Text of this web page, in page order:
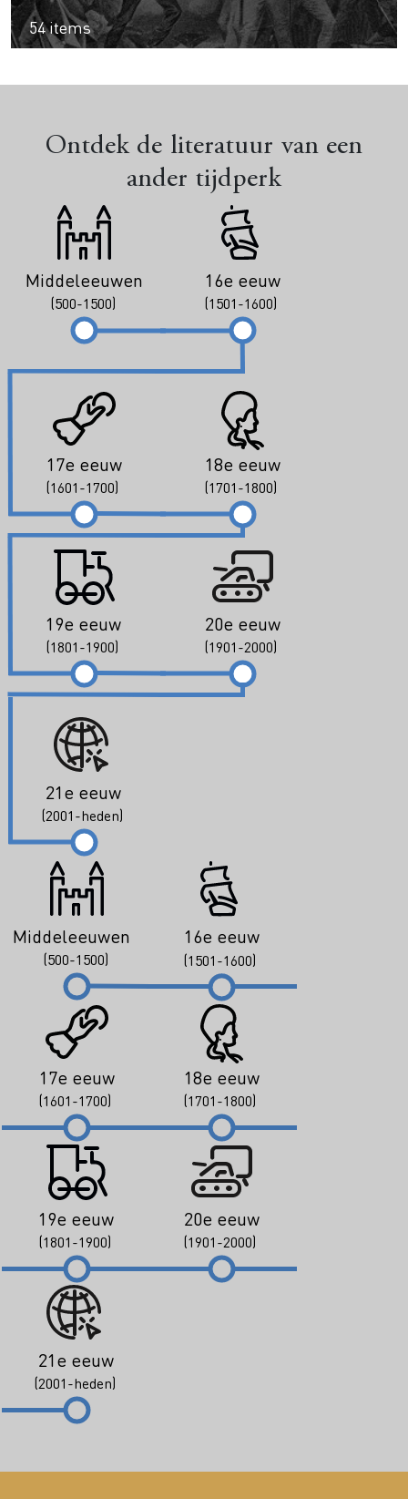
54 items
Ontdek de literatuur van een
ander tijdperk
Middeleeuwen
(500-1500)
16e eeuw
(1501-1600)
17e eeuw
(1601-1700)
18e eeuw
(1701-1800)
19e eeuw
(1801-1900)
20e eeuw
(1901-2000)
21e eeuw
(2001-heden)
Middeleeuwen
(500-1500)
16e eeuw
(1501-1600)
17e eeuw
(1601-1700)
18e eeuw
(1701-1800)
19e eeuw
(1801-1900)
20e eeuw
(1901-2000)
21e eeuw
(2001-heden)